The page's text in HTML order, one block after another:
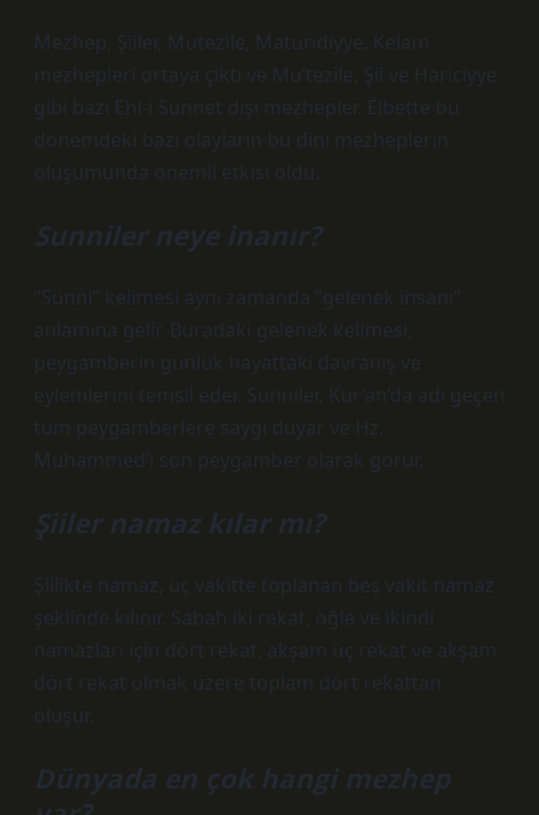
Mezhep, Şiiler, Mutezile, Maturidiyye. Kelam
mezhepleri ortaya çıktı ve Mu’tezile, Şii ve Hariciyye
gibi bazı Ehl-i Sünnet dışı mezhepler. Elbette bu
dönemdeki bazı olayların bu dini mezheplerin
oluşumunda önemli etkisi oldu.
Sunniler neye inanır?
“Sünni” kelimesi aynı zamanda “gelenek insanı”
anlamına gelir. Buradaki gelenek kelimesi,
peygamberin günlük hayattaki davranış ve
eylemlerini temsil eder. Sünniler, Kur’an’da adı geçen
tüm peygamberlere saygı duyar ve Hz.
Muhammed’i son peygamber olarak görür.
Şiiler namaz kılar mı?
Şiilikte namaz, üç vakitte toplanan beş vakit namaz
şeklinde kılınır. Sabah iki rekat, öğle ve ikindi
namazları için dört rekat, akşam üç rekat ve akşam
dört rekat olmak üzere toplam dört rekattan
oluşur.
Dünyada en çok hangi mezhep